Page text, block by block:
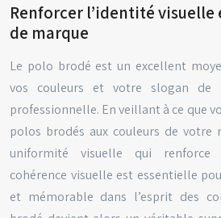
Renforcer l’identité visuelle
de marque
Le polo brodé est un excellent
vos couleurs et votre slogan de
professionnelle. En veillant à ce que
polos brodés aux couleurs de votre
uniformité visuelle qui
cohérence visuelle est essentielle
et mémorable dans l’esprit des